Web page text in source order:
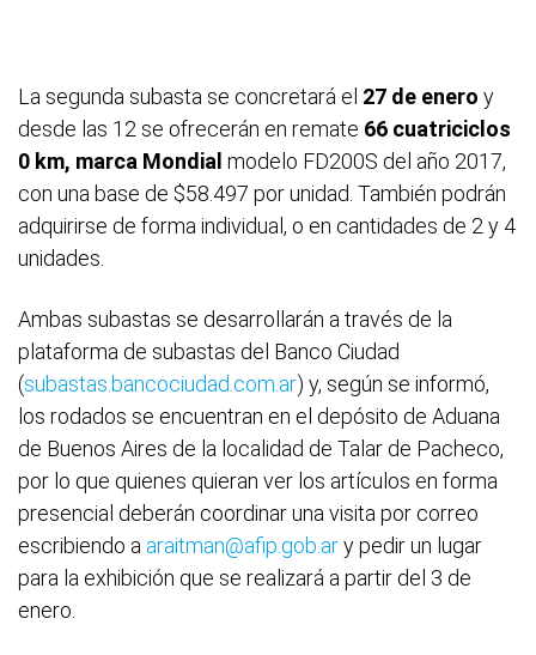
La segunda subasta se concretará el 27 de enero y
desde las 12 se ofrecerán en remate 66 cuatriciclos
0 km, marca Mondial modelo FD200S del año 2017,
con una base de $58.497 por unidad. También podrán
adquirirse de forma individual, o en cantidades de 2 y 4
unidades.
Ambas subastas se desarrollarán a través de la
plataforma de subastas del Banco Ciudad
(subastas.bancociudad.com.ar) y, según se informó,
los rodados se encuentran en el depósito de Aduana
de Buenos Aires de la localidad de Talar de Pacheco,
por lo que quienes quieran ver los artículos en forma
presencial deberán coordinar una visita por correo
escribiendo a araitman@afip.gob.ary pedir un lugar
para la exhibición que se realizará a partir del 3 de
enero.